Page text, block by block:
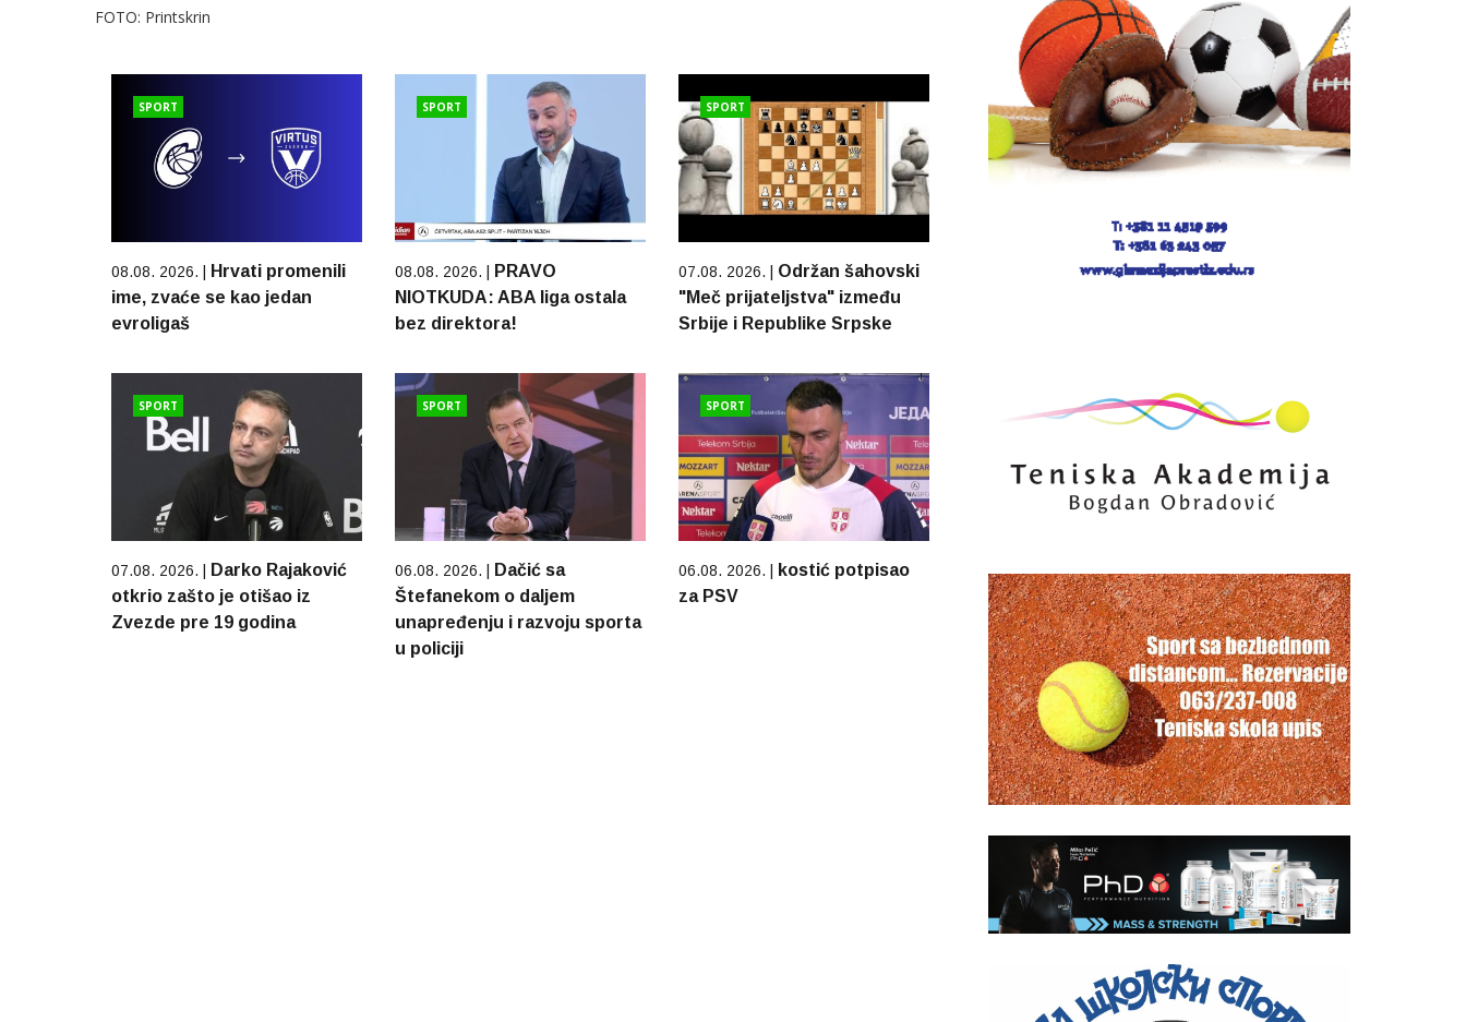
FOTO: Printskrin
SPORT
08.08. 2026. |
Hrvati promenili
ime, zvaće se kao jedan
evroligaš
SPORT
08.08. 2026. |
PRAVO
NIOTKUDA: ABA liga ostala
bez direktora!
SPORT
07.08. 2026. | Održan šahovski
"Meč prijateljstva" između
Srbije i Republike Srpske
SPORT
07.08. 2026. |
Darko Rajaković
otkrio zašto je otišao iz
Zvezde pre 19 godina
SPORT
06.08. 2026. |
Dačić sa
Štefanekom o daljem
unapređenju i razvoju sporta
u policiji
SPORT
06.08. 2026. |
kostić potpisao
za PSV